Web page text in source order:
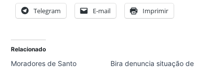
Telegram E-mail Imprimir
Relacionado
Moradores de Santo
Bira denuncia situação de